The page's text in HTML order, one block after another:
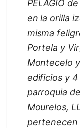
PELAGIO
en la orilla
misma
Portela y
Montecelo
edificios y 4
parroquia
Mourelos,
pertenecen